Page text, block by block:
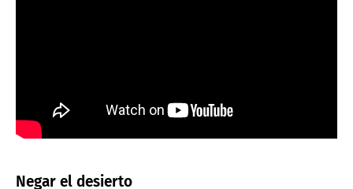
Negar el desierto